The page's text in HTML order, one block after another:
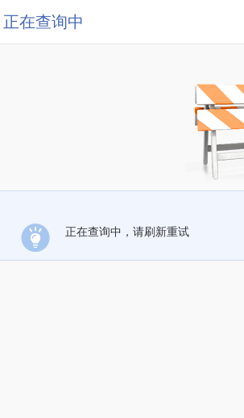
正在查询中
正在查询中，请刷新重试